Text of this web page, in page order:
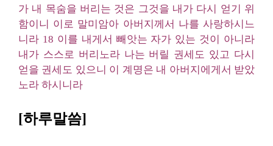
가 내 목숨을 버리는 것은 그것을 내가 다시 얻기 위
함이니 이로 말미암아 아버지께서 나를 사랑하시느
니라 18 이를 내게서 빼앗는 자가 있는 것이 아니라
내가 스스로 버리노라 나는 버릴 권세도 있고 다시
얻을 권세도 있으니 이 계명은 내 아버지에게서 받았
노라 하시니라
[하루말씀]